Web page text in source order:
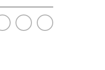
REKORD I SIMPELHET